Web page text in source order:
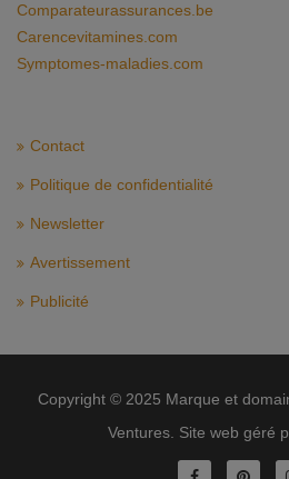
Comparateurassurances.be
Carencevitamines.com
Symptomes-maladies.com
Contact
Politique de confidentialité
Newsletter
Avertissement
Publicité
Copyright © 2025 Marque et
Ventures. Site web géré